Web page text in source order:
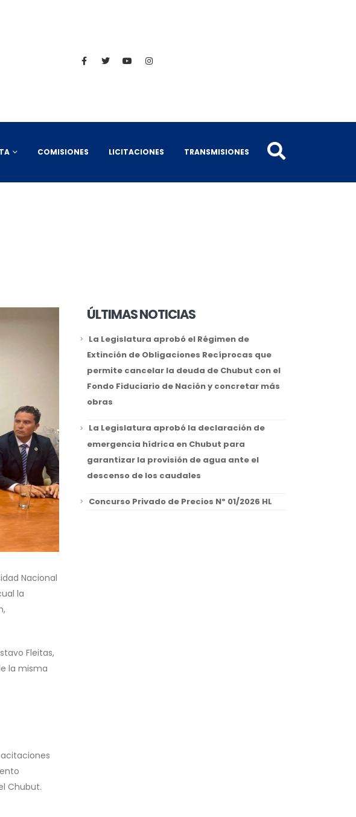
COMISIONES LICITACIONES TRANSMISIONES
Nacional
la
Fleitas,
la misma
Chubut.
ÚLTIMAS NOTICIAS
La Legislatura aprobó el Régimen de
Extinción de Obligaciones Recíprocas que
permite cancelar la deuda de Chubut con el
Fondo Fiduciario de Nación y concretar más
obras
La Legislatura aprobó la declaración de
emergencia hídrica en Chubut para
garantizar la provisión de agua ante el
descenso de los caudales
Concurso Privado de Precios Nº 01/2026 HL